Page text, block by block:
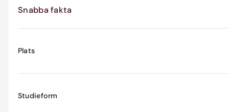
Snabba fakta
Plats
Studieform